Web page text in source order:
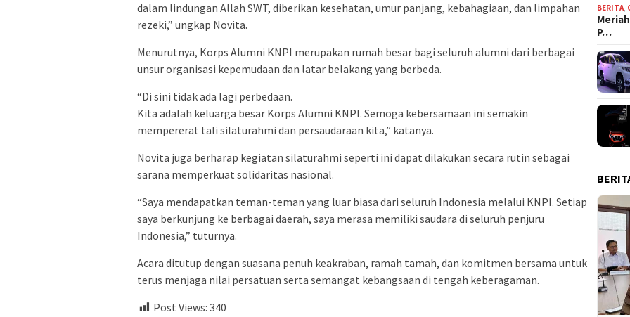
dalam lindungan Allah SWT, diberikan kesehatan, umur panjang, kebahagiaan, dan limpahan
rezeki,” ungkap Novita.
Menurutnya, Korps Alumni KNPI merupakan rumah besar bagi seluruh alumni dari berbagai
unsur organisasi kepemudaan dan latar belakang yang berbeda.
“Di sini tidak ada lagi perbedaan.
Kita adalah keluarga besar Korps Alumni KNPI. Semoga kebersamaan ini semakin
mempererat tali silaturahmi dan persaudaraan kita,” katanya.
Novita juga berharap kegiatan silaturahmi seperti ini dapat dilakukan secara rutin sebagai
sarana memperkuat solidaritas nasional.
“Saya mendapatkan teman-teman yang luar biasa dari seluruh Indonesia melalui KNPI. Setiap
saya berkunjung ke berbagai daerah, saya merasa memiliki saudara di seluruh penjuru
Indonesia,” tuturnya.
Acara ditutup dengan suasana penuh keakraban, ramah tamah, dan komitmen bersama untuk
terus menjaga nilai persatuan serta semangat kebangsaan di tengah keberagaman.
Post Views: 340
BERITA,
P…